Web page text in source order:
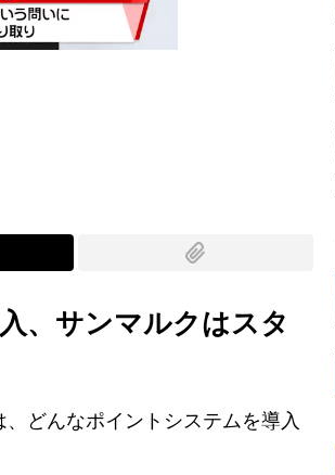
、サンマルクはスタ
どんなポイントシステムを導入